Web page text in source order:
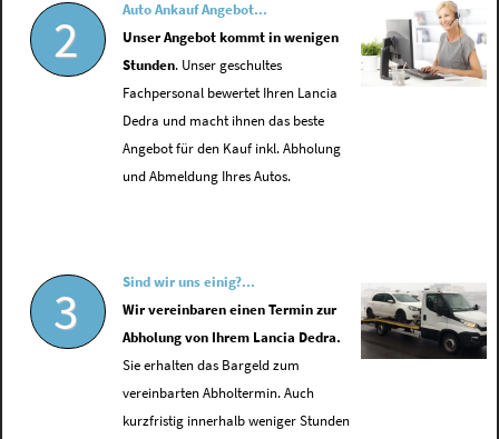
2
Auto Ankauf Angebot...
Unser Angebot kommt in wenigen
Stunden. Unser geschultes
Fachpersonal bewertet Ihren Lancia
Dedra und macht ihnen das beste
Angebot für den Kauf inkl. Abholung
und Abmeldung Ihres Autos.
3
Sind wir uns einig?...
Wir vereinbaren einen Termin zur
Abholung von Ihrem Lancia Dedra.
Sie erhalten das Bargeld zum
vereinbarten Abholtermin. Auch
kurzfristig innerhalb weniger Stunden